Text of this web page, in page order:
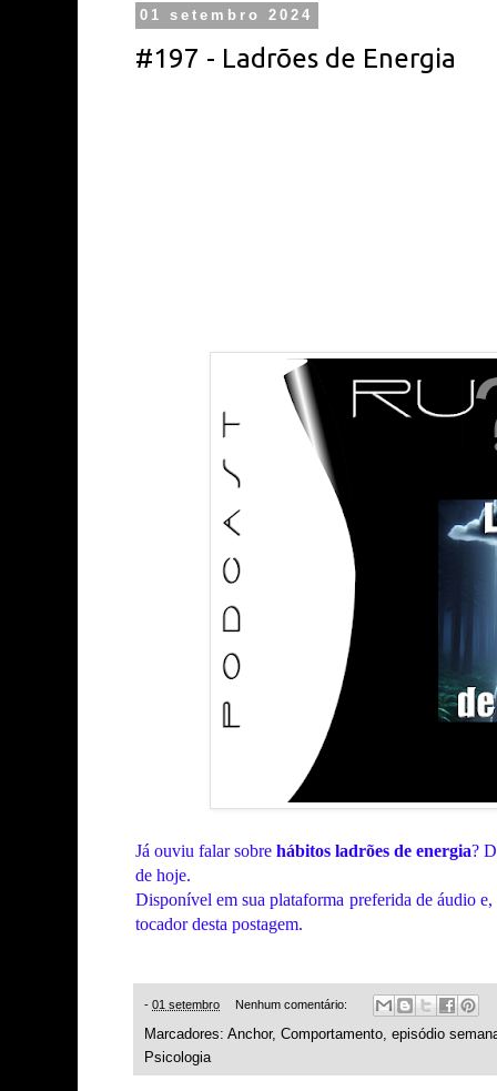
01 setembro 2024
#197 - Ladrões de Energia
Já ouviu falar sobre hábitos ladrões de energia?
de hoje.
Disponível em sua plataforma preferida de áudio
tocador desta postagem.
- 01 setembro Nenhum comentário:
Marcadores: Anchor, Comportamento, episódio
Psicologia